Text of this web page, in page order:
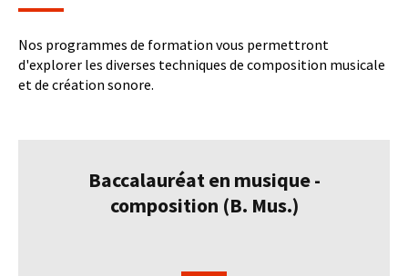
Nos programmes de formation vous permettront
d'explorer les diverses techniques de composition musicale
et de création sonore.
Baccalauréat en musique -
composition (B. Mus.)